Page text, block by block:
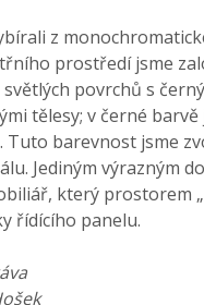
z
prostředí jsme
povrchů s
tělesy; v černé
barevnost jsme
Jediným výrazným
který prostorem
řídícího panelu.